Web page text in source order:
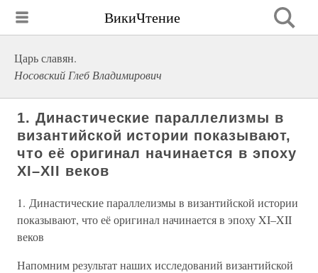
ВикиЧтение
Царь славян.
Носовский Глеб Владимирович
1. Династические параллелизмы в
византийской истории показывают,
что её оригинал начинается в эпоху
XI–XII веков
1. Династические параллелизмы в византийской истории
показывают, что её оригинал начинается в эпоху XI–XII
веков
Напомним результат наших исследований византийской